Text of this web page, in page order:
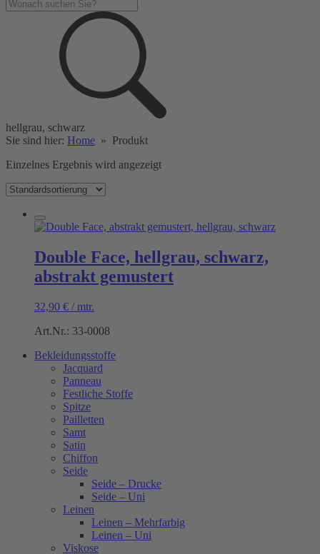
hellgrau, schwarz
Sie sind hier: Home » Produkt
Einzelnes Ergebnis wird angezeigt
Double Face, hellgrau, schwarz,
abstrakt gemustert
32,90 € / mtr.
Art.Nr.: 33-0008
Bekleidungsstoffe
Jacquard
Panneau
Festliche Stoffe
Spitze
Pailletten
Samt
Satin
Chiffon
Seide
Seide – Drucke
Seide – Uni
Leinen
Leinen – Mehrfarbig
Leinen – Uni
Viskose